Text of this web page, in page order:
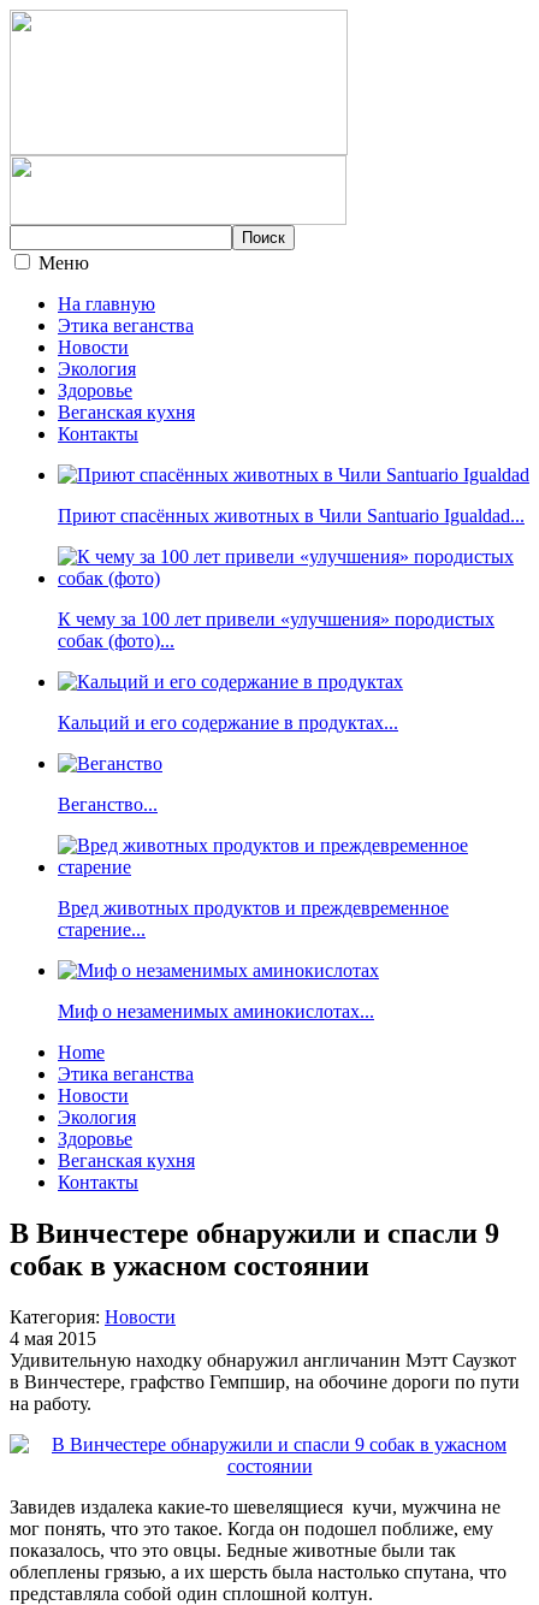
Меню
На главную
Этика веганства
Новости
Экология
Здоровье
Веганская кухня
Контакты
Приют спасённых животных в Чили Santuario Igualdad...
К чему за 100 лет привели «улучшения» породистых
собак (фото)...
Кальций и его содержание в продуктах...
Веганство...
Вред животных продуктов и преждевременное
старение...
Миф о незаменимых аминокислотах...
Home
Этика веганства
Новости
Экология
Здоровье
Веганская кухня
Контакты
В Винчестере обнаружили и спасли 9
собак в ужасном состоянии
Категория: Новости
4 мая 2015
Удивительную находку обнаружил англичанин Мэтт Саузкот
в Винчестере, графство Гемпшир, на обочине дороги по пути
на работу.
Завидев издалека какие-то шевелящиеся кучи, мужчина не
мог понять, что это такое. Когда он подошел поближе, ему
показалось, что это овцы. Бедные животные были так
облеплены грязью, а их шерсть была настолько спутана, что
представляла собой один сплошной колтун.